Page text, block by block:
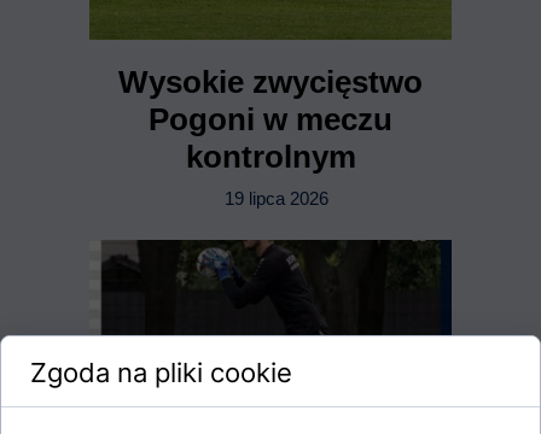
Wysokie zwycięstwo
Pogoni w meczu
kontrolnym
19 lipca 2026
Zgoda na pliki cookie